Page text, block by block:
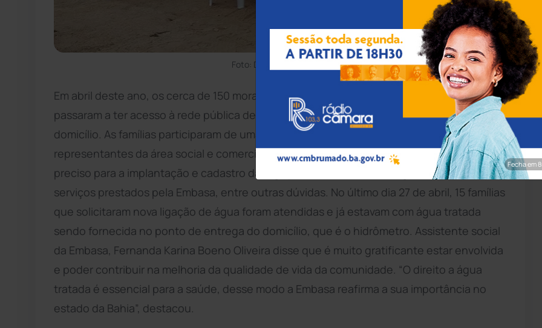
Foto: Divulgação/Embasa
Em abril deste ano, os cerca de 150 moradores de Morada dos Nobres, em Jequié,
passaram a ter acesso à rede pública de fornecimento de água tratada pela Embasa no
domicílio. As famílias participaram de uma ação de relacionamento promovida por
representantes da área social e comercial da empresa, os quais orientaram sobre o que é
preciso para a implantação e cadastro das ligações domiciliares, categorias tarifárias,
serviços prestados pela Embasa, entre outras dúvidas. No último dia 27 de abril, 15 famílias
que solicitaram nova ligação de água foram atendidas e já estavam com água tratada
sendo fornecida no ponto de entrega do domicílio, que é o hidrômetro. Assistente social
da Embasa, Fernanda Karina Boeno Oliveira disse que é muito gratificante estar envolvida
e poder contribuir na melhoria da qualidade de vida da comunidade. “O direito a água
tratada é essencial para a saúde, desse modo a Embasa reafirma a sua importância no
estado da Bahia”, destacou.
Fecha em